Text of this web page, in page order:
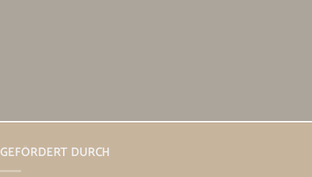
GEFÖRDERT DURCH